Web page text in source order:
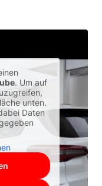
. Um auf
unten.
Daten